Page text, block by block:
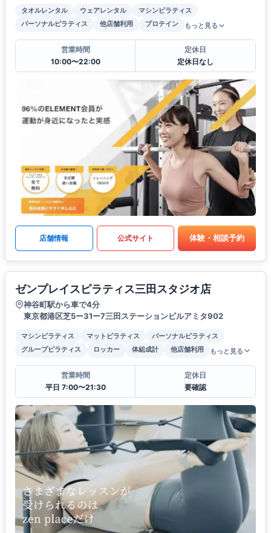
タオルレンタル ウェアレンタル
マシンピラティス
パーソナルピラティス
他店舗利用 プロテイン もっと見る
営業時間
10:00〜22:00
定休日
定休日なし
店舗情報 公式サイト 体験・相談予約
ゼンプレイスピラティス三田スタジオ店
神谷町駅から車で4分
東京都港区芝5ー31ー7三田ステーションビルアミタ902
マシンピラティス マットピラティス
パーソナルピラティス
グループピラティス
ロッカー 体組成計 他店舗利用 もっと見る
営業時間
平日 7:00〜21:30
定休日
要確認